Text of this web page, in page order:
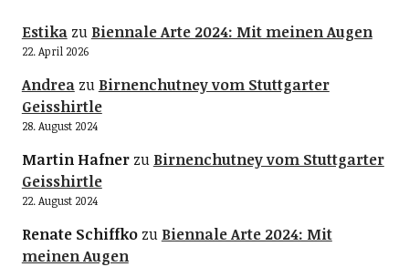
Estikazu Biennale Arte 2024: Mit meinen Augen
22. April 2026
Andreazu Birnenchutney vom Stuttgarter
Geisshirtle
28. August 2024
Martin Hafnerzu Birnenchutney vom Stuttgarter
Geisshirtle
22. August 2024
Renate Schiffkozu Biennale Arte 2024: Mit
meinen Augen